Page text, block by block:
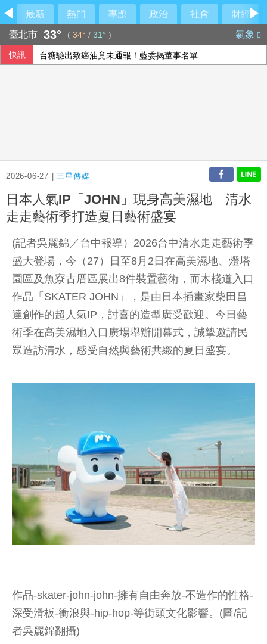
最新 熱門 專題 政治 社會
財經
臺北市 33° ( 34° / 31° ) 氣象
快訊 台糖驗出致癌油竟未通報！藍委揭董事名單
2026-06-27 |三星傳媒
日本人氣IP「JOHN」現身高美濕地 清水
走走藝術季打造夏日藝術盛宴
(記者吳麗錦／台中報導）2026台中清水走走藝術季
盛大登場，今（27）日至8月2日在高美濕地、燈塔
園區及魚寮古厝區展出8件裝置藝術，而木棧道入口
作品「SKATER JOHN」，是由日本插畫家柴田昌
達創作的超人氣IP，討喜的造型廣受歡迎。今日藝
術季在高美濕地入口廣場舉辦開幕式，誠摯邀請民
眾造訪清水，感受自然與藝術共織的夏日盛宴。
作品-skater-john-john-擁有自由奔放-不造作的性格-
深受滑板-衝浪與-hip-hop-等街頭文化影響。(圖/記
者吳麗錦翻攝)